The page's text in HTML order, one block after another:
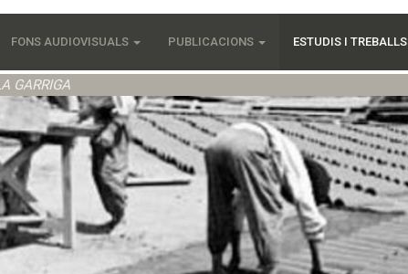
FONS AUDIOVISUALS PUBLICACIONS ESTUDIS I TREBALLS
GARRIGA